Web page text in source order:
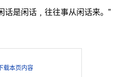
话是闲话﹐往往事从闲话来。”
下载本页内容